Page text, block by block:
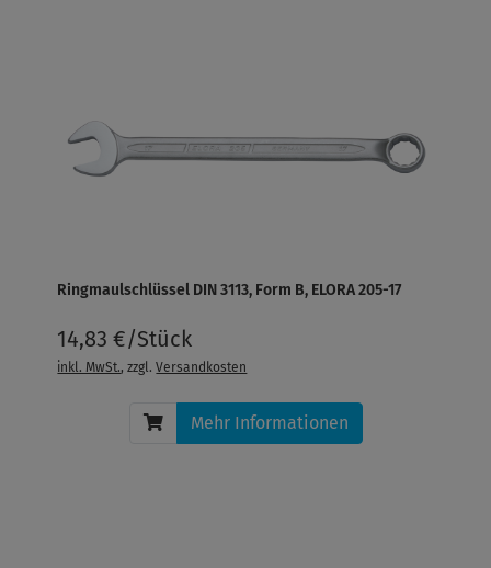
Ringmaulschlüssel DIN 3113, Form B, ELORA 205-17
14,83 €/Stück
inkl. MwSt., zzgl.Versandkosten
Mehr Informationen